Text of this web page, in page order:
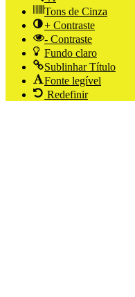
Tons de Cinza
+ Contraste
- Contraste
Fundo claro
Sublinhar Título
Fonte legível
Redefinir